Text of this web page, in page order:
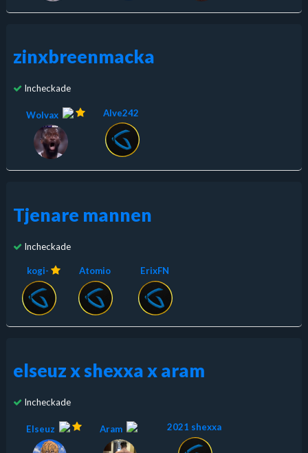
zinxbreenmacka
Incheckade
Wolvax Alve242
Tjenare mannen
Incheckade
kogi- Atomio ErixFN
elseuz x shexxa x aram
Incheckade
Elseuz Aram 2021 shexxa